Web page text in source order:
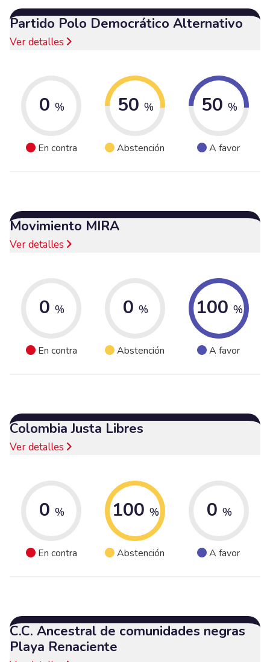
Partido Polo Democrático Alternativo
Ver detalles
0 %
En contra
50 %
Abstención
50 %
A favor
Movimiento MIRA
Ver detalles
0 %
En contra
0 %
Abstención
100 %
A favor
Colombia Justa Libres
Ver detalles
0 %
En contra
100 %
Abstención
0 %
A favor
C.C. Ancestral de comunidades negras
Playa Renaciente